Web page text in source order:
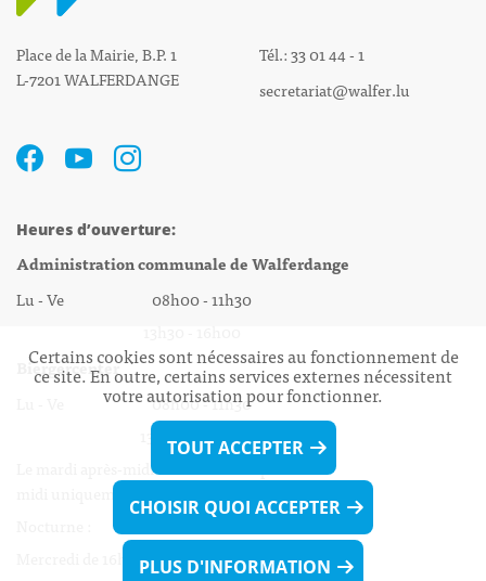
Place de la Mairie, B.P. 1
L-7201 WALFERDANGE
Tél.: 33 01 44 - 1
secretariat@walfer.lu
Heures d’ouverture:
Administration communale de Walferdange
Lu - Ve 08h00 - 11h30
Biergercenter
Lu - Ve 08h00 - 11h30
13h30 - 16h00
Le mardi après-midi et le vendredi après-
midi uniquement sur Rdv.
Mercredi de 16h00 - 18h45 uniquement sur Rdv
Certains cookies sont nécessaires au fonctionnement de
ce site. En outre, certains services externes nécessitent
votre autorisation pour fonctionner.
TOUT ACCEPTER
CHOISIR QUOI ACCEPTER
PLUS D'INFORMATION